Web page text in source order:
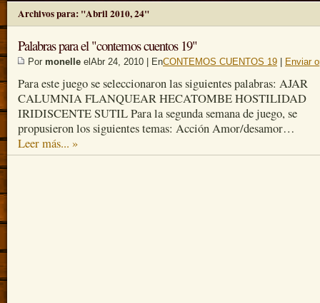
Archivos para: "Abril 2010, 24"
Palabras para el "contemos cuentos 19"
Por monelle elAbr 24, 2010 | EnCONTEMOS CUENTOS 19 Enviar
Para este juego se seleccionaron las siguientes palabras: AJAR
CALUMNIA FLANQUEAR HECATOMBE HOSTILIDAD
IRIDISCENTE SUTIL Para la segunda semana de juego, se
propusieron los siguientes temas: Acción Amor/desamor…
Leer más... »